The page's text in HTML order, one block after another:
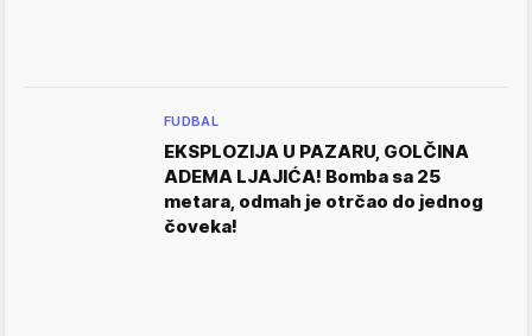
FUDBAL
EKSPLOZIJA U PAZARU, GOLČINA
ADEMA LJAJIĆA! Bomba sa 25
metara, odmah je otrčao do jednog
čoveka!